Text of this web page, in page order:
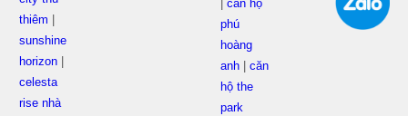
thiêm
sunshine
horizon
celesta
rise nhà
|căn hộ
phú
hoàng
anh |căn
hộ the
park